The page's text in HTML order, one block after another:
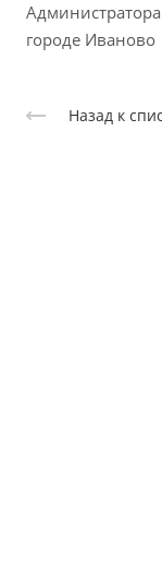
городе Иваново
Назад к